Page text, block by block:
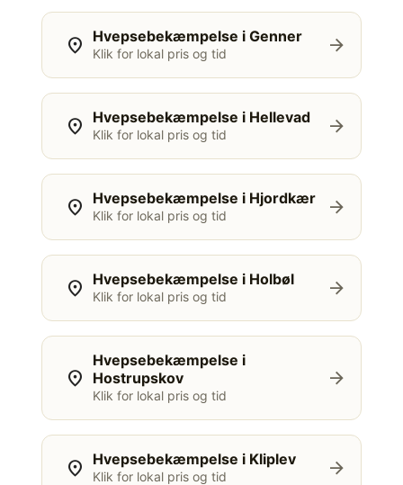
location_on Hvepsebekæmpelse i Genner
Klik for lokal pris og tid arrow_forward
location_on Hvepsebekæmpelse i Hellevad
Klik for lokal pris og tid arrow_forward
location_on Hvepsebekæmpelse i Hjordkær
Klik for lokal pris og tid arrow_forward
location_on Hvepsebekæmpelse i Holbøl
Klik for lokal pris og tid arrow_forward
location_on
Hvepsebekæmpelse i
Hostrupskov
Klik for lokal pris og tid
arrow_forward
location_on Hvepsebekæmpelse i Kliplev
Klik for lokal pris og tid arrow_forward